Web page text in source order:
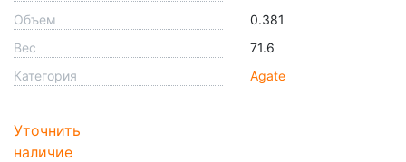
Объем
0.381
Вес
71.6
Категория
Agate
Уточнить
наличие